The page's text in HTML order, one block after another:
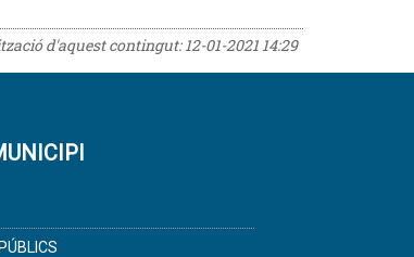
d'aquest contingut:12-01-2021 14:29